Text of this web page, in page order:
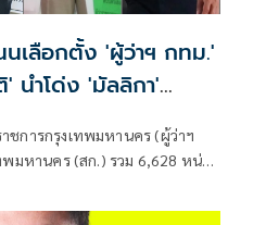
เลือกตั้ง 'ผู้ว่าฯ กทม.'
นำโด่ง 'มัลลิกา'
'
ชการกรุงเทพมหานคร (ผู้ว่าฯ
มหานคร (สก.) รวม 6,628 หน่วย